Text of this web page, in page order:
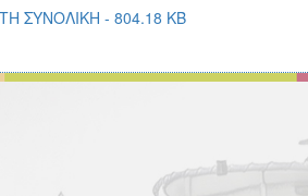
ΣΥΝΟΛΙΚΗ - 804.18 KB